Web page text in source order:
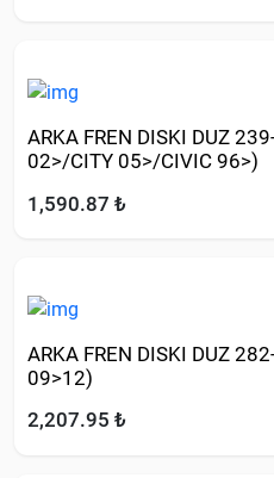
ARKA FREN DISKI DUZ
02>/CITY 05>/CIVIC 96>)
1,590.87 ₺
ARKA FREN DISKI DUZ
09>12)
2,207.95 ₺